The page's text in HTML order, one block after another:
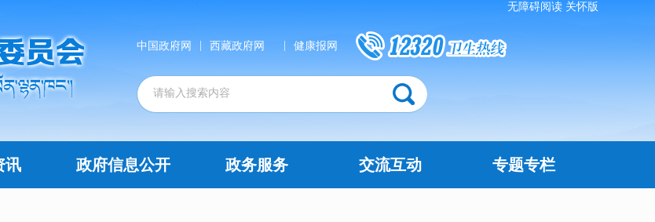
无障碍阅读 关怀版
中国政府网 西藏政府网 健康报网
讯 政府信息公开 政务服务 交流互动 专题专栏